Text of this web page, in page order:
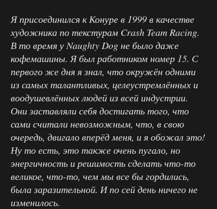
Я присоединился к Конуре в 1999 в качестве
художника по текстурам Crash Team Racing.
В то время у Naughty Dog не было даже
кофемашины. Я был работником номер 15. С
первого же дня я знал, что окружён одними
из самых талантливых, целеустремлённых и
воодушевлённых людей из всей индустрии.
Они заставляли себя достигать того, что
сами считали невозможным, что, в свою
очередь, двигало вперёд меня, и я обожал это!
Ну то есть, это также очень пугало, но
энергичность и решимость сделать что-то
великое, что-то, чем мы все бы гордились,
была заразительной. И по сей день ничего не
изменилось.